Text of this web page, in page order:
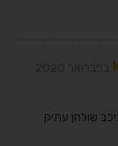
שולחן עתיק